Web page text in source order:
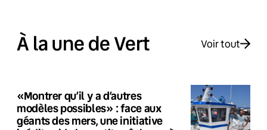
À la une de Vert Voir tout
«Montrer qu’il y a d’autres
modèles possibles» : face aux
géants des mers, une initiative